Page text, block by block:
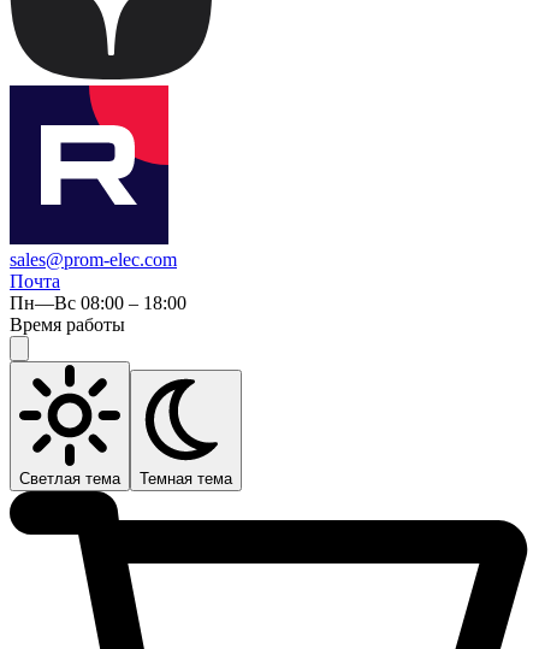
sales@prom-elec.com
Почта
Пн—Вс 08:00 – 18:00
Время работы
Светлая тема Темная тема